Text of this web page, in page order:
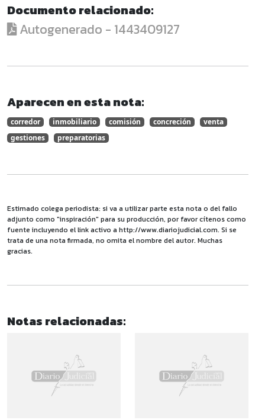
Documento relacionado:
Autogenerado - 1443409127
Aparecen en esta nota:
corredor inmobiliario comisión concreción
venta
gestiones
preparatorias
Estimado colega periodista: si va a utilizar parte esta nota o del fallo
adjunto como "inspiración" para su producción, por favor cítenos como
fuente incluyendo el link activo a http://www.diariojudicial.com. Si se
trata de una nota firmada, no omita el nombre del autor. Muchas
gracias.
Notas relacionadas: